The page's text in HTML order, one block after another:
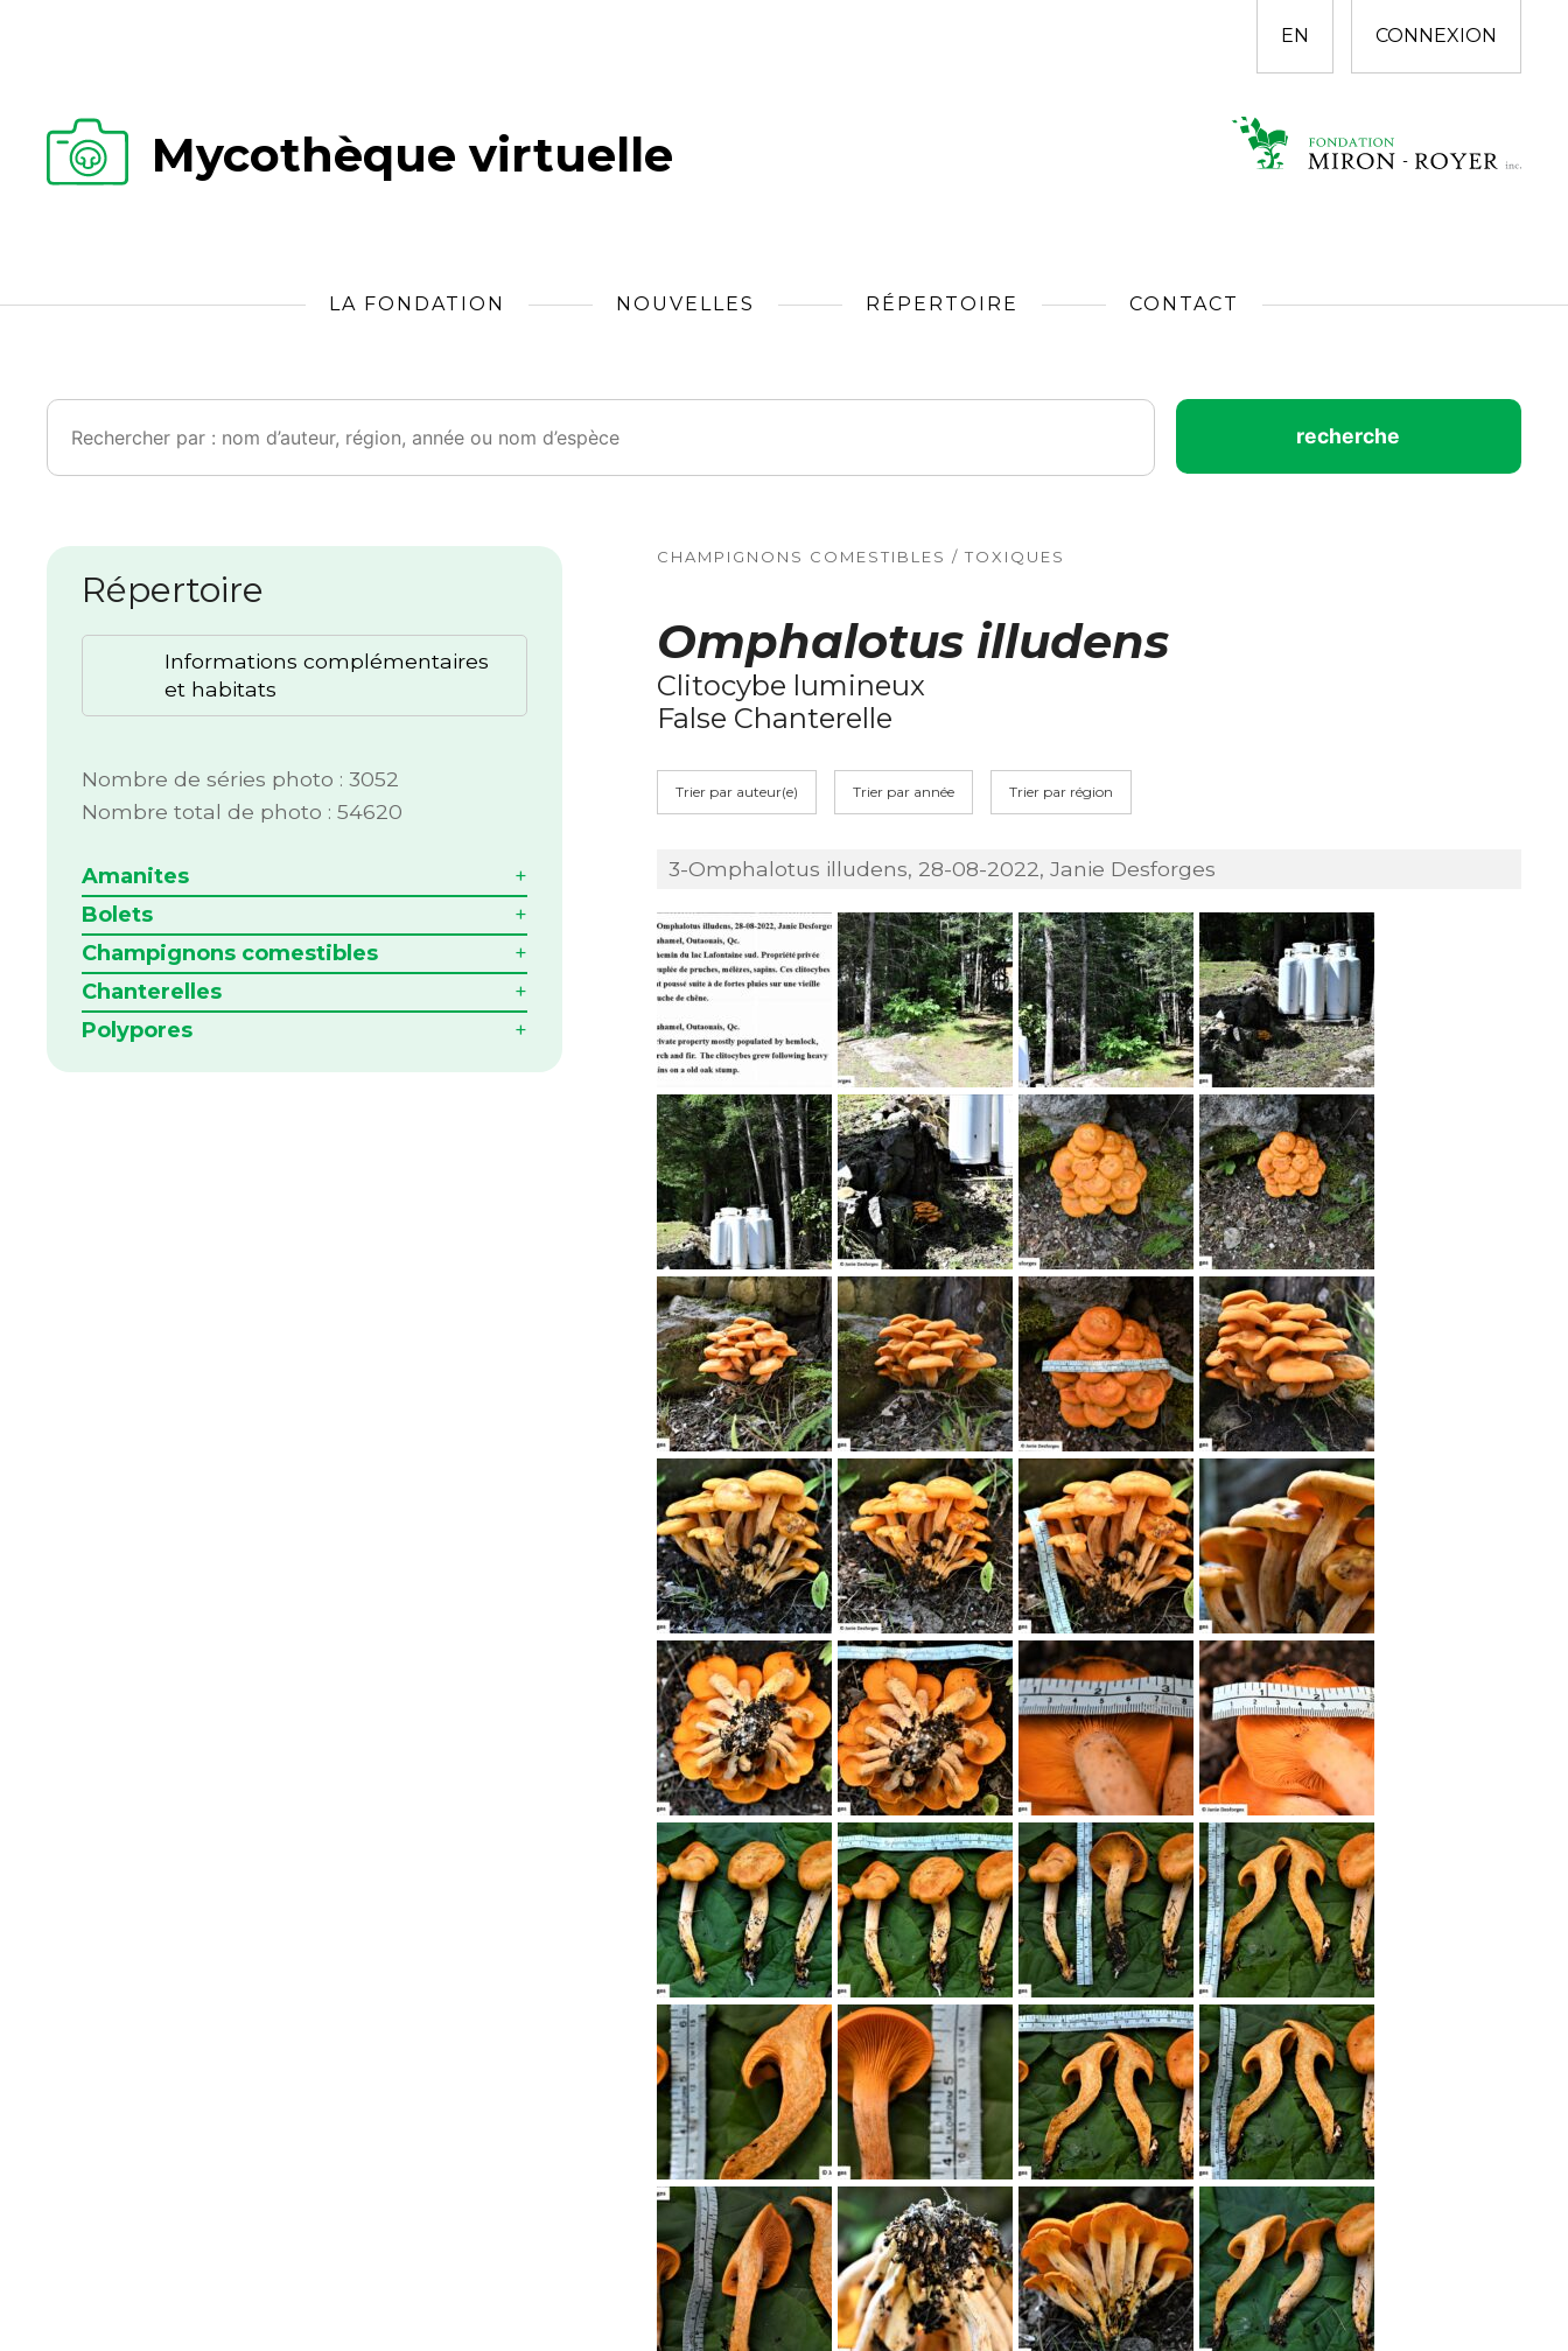
EN CONNEXION
Mycothèque virtuelle
LA FONDATION NOUVELLES RÉPERTOIRE CONTACT
Rechercher :
Répertoire
Informations complémentaires
et habitats
Nombre de séries photo : 3052
Nombre total de photo : 54620
Amanites
Bolets
Champignons comestibles
Chanterelles
Polypores
CHAMPIGNONS COMESTIBLES / TOXIQUES
Omphalotus illudens
Clitocybe lumineux
False Chanterelle
Trier par auteur(e) Trier par année Trier par région
3-Omphalotus illudens, 28-08-2022, Janie Desforges